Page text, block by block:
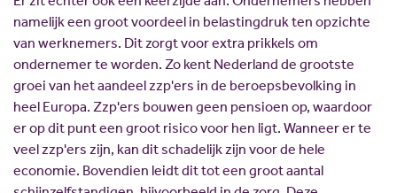
namelijk een groot voordeel in belastingdruk ten opzichte
van werknemers. Dit zorgt voor extra prikkels om
ondernemer te worden. Zo kent Nederland de grootste
groei van het aandeel zzp'ers in de beroepsbevolking in
heel Europa. Zzp'ers bouwen geen pensioen op, waardoor
er op dit punt een groot risico voor hen ligt. Wanneer er te
veel zzp'ers zijn, kan dit schadelijk zijn voor de hele
economie. Bovendien leidt dit tot een groot aantal